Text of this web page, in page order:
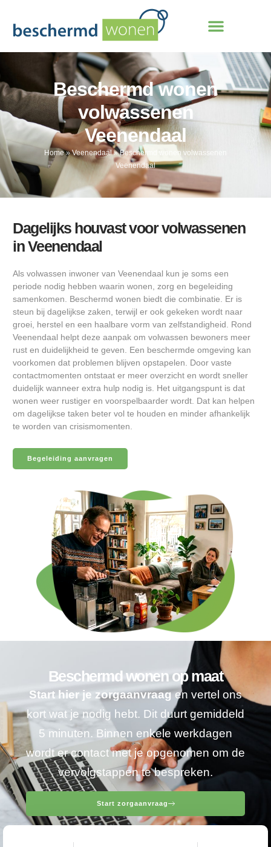
Beschermd wonen
volwassenen
Veenendaal
Home»Veenendaal»Beschermd wonen volwassenen
Veenendaal
Dagelijks houvast voor volwassenen
in Veenendaal
Als volwassen inwoner van Veenendaal kun je soms een
periode nodig hebben waarin wonen, zorg en begeleiding
samenkomen. Beschermd wonen biedt die combinatie. Er is
steun bij dagelijkse zaken, terwijl er ook gekeken wordt naar
groei, herstel en een haalbare vorm van zelfstandigheid. Rond
Veenendaal helpt deze aanpak om volwassen bewoners meer
rust en duidelijkheid te geven. Een beschermde omgeving kan
voorkomen dat problemen blijven opstapelen. Door vaste
contactmomenten ontstaat er meer overzicht en wordt sneller
duidelijk wanneer extra hulp nodig is. Het uitgangspunt is dat
wonen weer rustiger en voorspelbaarder wordt. Dat kan helpen
om dagelijkse taken beter vol te houden en minder afhankelijk
te worden van crisismomenten.
Begeleiding aanvragen
Beschermd wonen op maat
Start hier je zorgaanvraagen vertel ons
kort wat je nodig hebt. Dit duurt gemiddeld
5 minuten. Binnen enkele werkdagen
wordt er contact met je opgenomen om de
vervolgstappen te bespreken.
Start zorgaanvraag